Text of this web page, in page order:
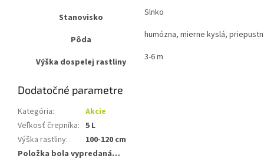
Stanovisko Slnko
Pôda humózna, mierne kyslá,
Výška dospelej rastliny 3-6 m
Dodatočné parametre
Kategória:
Akcie
Veľkosť črepníka: 5 L
Výška rastliny:
100-120 cm
Položka bola vypredaná…